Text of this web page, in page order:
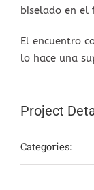
biselado en el
El encuentro
lo hace una
Project
Categories: